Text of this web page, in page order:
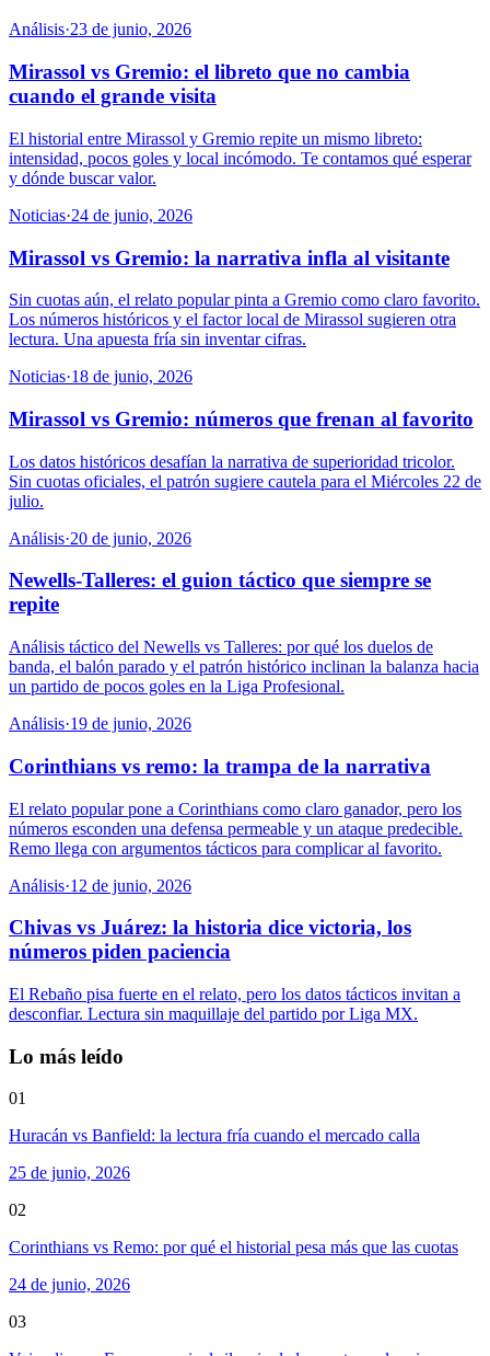
Análisis·23 de junio, 2026
Mirassol vs Gremio: el libreto que no cambia
cuando el grande visita
El historial entre Mirassol y Gremio repite un mismo libreto:
intensidad, pocos goles y local incómodo. Te contamos qué esperar
y dónde buscar valor.
Noticias·24 de junio, 2026
Mirassol vs Gremio: la narrativa infla al visitante
Sin cuotas aún, el relato popular pinta a Gremio como claro favorito.
Los números históricos y el factor local de Mirassol sugieren otra
lectura. Una apuesta fría sin inventar cifras.
Noticias·18 de junio, 2026
Mirassol vs Gremio: números que frenan al favorito
Los datos históricos desafían la narrativa de superioridad tricolor.
Sin cuotas oficiales, el patrón sugiere cautela para el Miércoles 22 de
julio.
Análisis·20 de junio, 2026
Newells-Talleres: el guion táctico que siempre se
repite
Análisis táctico del Newells vs Talleres: por qué los duelos de
banda, el balón parado y el patrón histórico inclinan la balanza hacia
un partido de pocos goles en la Liga Profesional.
Análisis·19 de junio, 2026
Corinthians vs remo: la trampa de la narrativa
El relato popular pone a Corinthians como claro ganador, pero los
números esconden una defensa permeable y un ataque predecible.
Remo llega con argumentos tácticos para complicar al favorito.
Análisis·12 de junio, 2026
Chivas vs Juárez: la historia dice victoria, los
números piden paciencia
El Rebaño pisa fuerte en el relato, pero los datos tácticos invitan a
desconfiar. Lectura sin maquillaje del partido por Liga MX.
Lo más leído
01
Huracán vs Banfield: la lectura fría cuando el mercado calla
25 de junio, 2026
02
Corinthians vs Remo: por qué el historial pesa más que las cuotas
24 de junio, 2026
03